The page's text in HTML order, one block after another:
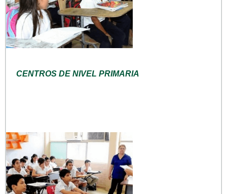
CENTROS DE NIVEL PRIMARIA